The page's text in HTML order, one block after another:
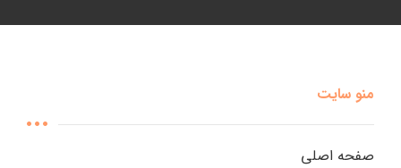
منو سایت
صفحه اصلی